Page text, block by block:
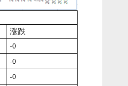
涨跌
-0
-0
-0